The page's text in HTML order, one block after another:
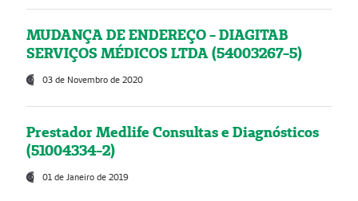
MUDANÇA DE ENDEREÇO - DIAGITAB
SERVIÇOS MÉDICOS LTDA (54003267-5)
03 de Novembro de 2020
Prestador Medlife Consultas e Diagnósticos
(51004334-2)
01 de Janeiro de 2019